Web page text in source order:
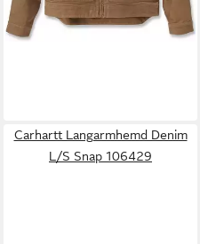
Carhartt Langarmhemd Denim
L/S Snap 106429